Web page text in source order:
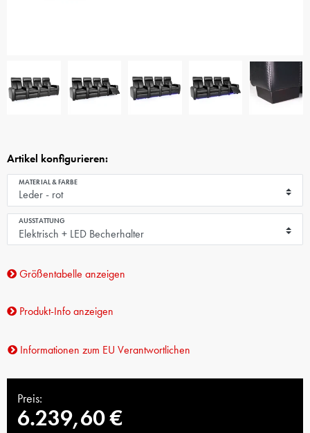
Artikel konfigurieren:
MATERIAL & FARBE
AUSSTATTUNG
Größentabelle anzeigen
Produkt-Info anzeigen
Informationen zum EU Verantwortlichen
Preis:
6.239,60 €